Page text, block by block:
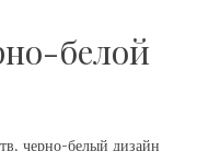
белой
черно-белый дизайн